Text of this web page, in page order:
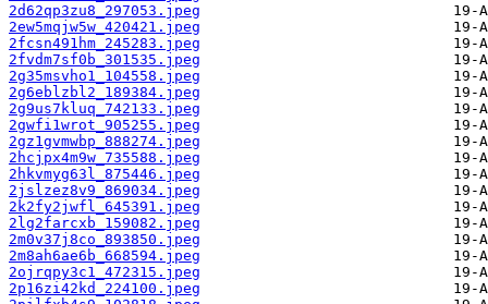
2d62qp3zu8_297053.jpeg
2ew5mqjw5w_420421.jpeg
2fcsn491hm_245283.jpeg
2fvdm7sf0b_301535.jpeg
2g35msvho1_104558.jpeg
2g6eblzbl2_189384.jpeg
2g9us7kluq_742133.jpeg
2gwfi1wrot_905255.jpeg
2gz1gvmwbp_888274.jpeg
2hcjpx4m9w_735588.jpeg
2hkvmyg63l_875446.jpeg
2jslzez8v9_869034.jpeg
2k2fy2jwfl_645391.jpeg
2lg2farcxb_159082.jpeg
2m0v37j8co_893850.jpeg
2m8ah6ae6b_668594.jpeg
2ojrqpy3c1_472315.jpeg
2p16zi42kd_224100.jpeg